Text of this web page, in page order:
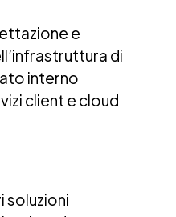
e
di
interno
client e cloud
soluzioni